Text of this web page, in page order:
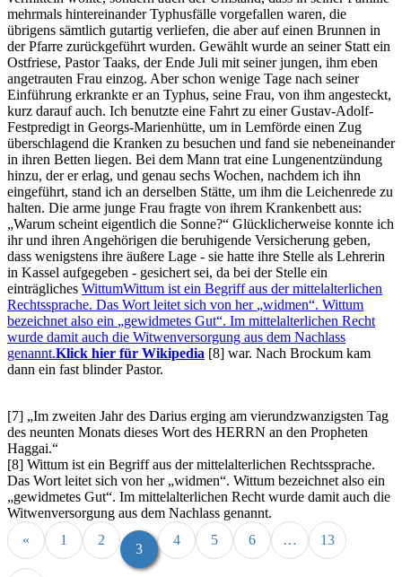
mehrmals hintereinander Typhusfälle vorgefallen waren, die
übrigens sämtlich gutartig verliefen, die aber auf einen Brunnen in
der Pfarre zurückgeführt wurden. Gewählt wurde an seiner Statt ein
Ostfriese, Pastor Taaks, der Ende Juli mit seiner jungen, ihm eben
angetrauten Frau einzog. Aber schon wenige Tage nach seiner
Einführung erkrankte er an Typhus, seine Frau, von ihm angesteckt,
kurz darauf auch. Ich benutzte eine Fahrt zu einer Gustav-Adolf-
Festpredigt in Georgs-Marienhütte, um in Lemförde einen Zug
überschlagend die Kranken zu besuchen und fand sie nebeneinander
in ihren Betten liegen. Bei dem Mann trat eine Lungenentzündung
hinzu, der er erlag, und genau sechs Wochen, nachdem ich ihn
eingeführt, stand ich an derselben Stätte, um ihm die Leichenrede zu
halten. Die arme junge Frau fragte von ihrem Krankenbett aus:
Warum scheint eigentlich die Sonne?
Glücklicherweise konnte ich
ihr und ihren Angehörigen die beruhigende Versicherung geben,
dass wenigstens ihre äußere Lage - sie hatte ihre Stelle als Lehrerin
in Kassel aufgegeben - gesichert sei, da bei der Stelle ein
einträgliches WittumWittum ist ein Begriff aus der mittelalterlichen
Rechtssprache. Das Wort leitet sich von her widmen . Wittum
bezeichnet also ein
gewidmetes Gut . Im mittelalterlichen Recht
wurde damit auch die Witwenversorgung aus dem Nachlass
genannt.Klick hier für Wikipedia [8] war. Nach Brockum kam
dann ein fast blinder Pastor.
[7]
Im zweiten Jahr des Darius erging am vierundzwanzigsten Tag
des neunten Monats dieses Wort des HERRN an den Propheten
Haggai.
[8] Wittum ist ein Begriff aus der mittelalterlichen Rechtssprache.
Das Wort leitet sich von her widmen . Wittum bezeichnet also ein
gewidmetes Gut . Im mittelalterlichen Recht wurde damit auch die
Witwenversorgung aus dem Nachlass genannt.
«
1 2
3
4 5 6 … 13